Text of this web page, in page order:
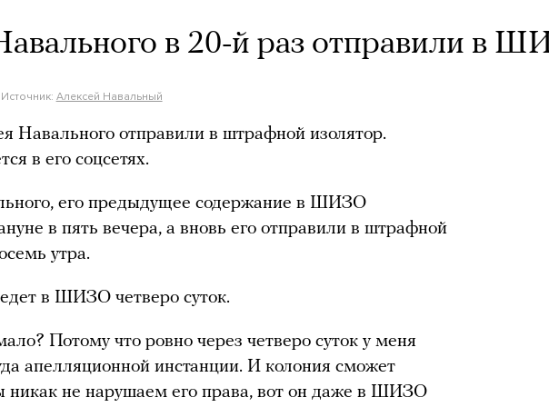
в 20-й раз отправили в
Источник: Алексей Навальный
Навального отправили в штрафной изолятор.
в его соцсетях.
его предыдущее содержание в ШИЗО
в пять вечера, а вновь его отправили в штрафной
утра.
в ШИЗО четверо суток.
Потому что ровно через четверо суток у меня
апелляционной инстанции. И колония сможет
никак не нарушаем его права, вот он даже в ШИЗО